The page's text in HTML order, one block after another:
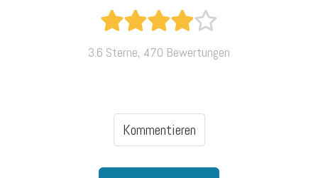
3.6 Sterne, 470 Bewertungen
Kommentieren